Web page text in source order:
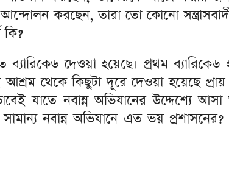
করছেন, তারা তো কোনো
দেওয়া হয়েছে। প্রথম ব্যারিকেড
থেকে কিছুটা দূরে দেওয়া হয়েছে
যাতে নবান্ন অভিযানের উদ্দেশ্যে আসা
নবান্ন অভিযানে এত ভয়